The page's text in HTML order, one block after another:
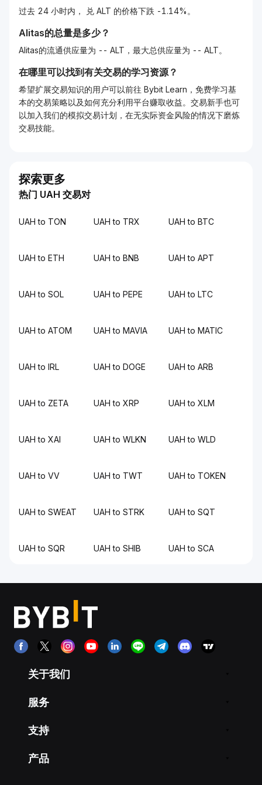
过去 24 小时内， 兑 ALT 的价格下跌 -1.14%。
Alitas的总量是多少？
Alitas的流通供应量为 -- ALT，最大总供应量为 -- ALT。
在哪里可以找到有关交易的学习资源？
希望扩展交易知识的用户可以前往 Bybit Learn，免费学习基
本的交易策略以及如何充分利用平台赚取收益。交易新手也可
以加入我们的模拟交易计划，在无实际资金风险的情况下磨炼
交易技能。
探索更多
热门 UAH 交易对
UAH to TON UAH to TRX UAH to BTC
UAH to ETH UAH to BNB UAH to APT
UAH to SOL UAH to PEPE UAH to LTC
UAH to ATOM UAH to MAVIA UAH to MATIC
UAH to IRL UAH to DOGE UAH to ARB
UAH to ZETA UAH to XRP UAH to XLM
UAH to XAI UAH to WLKN UAH to WLD
UAH to VV UAH to TWT UAH to TOKEN
UAH to SWEAT UAH to STRK UAH to SQT
UAH to SQR UAH to SHIB UAH to SCA
关于我们
服务
支持
产品